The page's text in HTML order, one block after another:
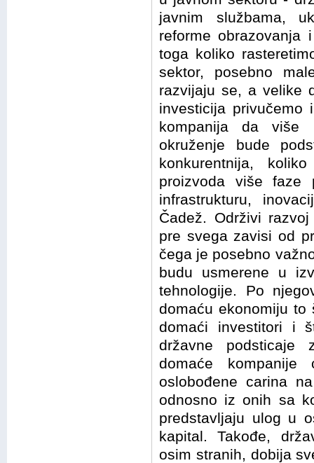
javnim službama,
reforme
toga koliko
sektor, posebno
razvijaju se, a velike
investicija privučemo
kompanija da više
okruženje bude
konkurentnija,
proizvoda više faze
infrastrukturu,
Čadež. Održivi
pre svega zavisi od
čega je posebno
budu usmerene u
tehnologije. Po
domaću ekonomiju
domaći investitori i
državne podsticaje
domaće
oslobođene carina
odnosno iz onih sa
predstavljaju ulog u
kapital. Takođe,
osim stranih, dobija